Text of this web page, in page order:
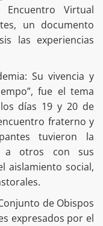
Virtual
un documento
las experiencias
Su vivencia y
fue el tema
días 19 y 20 de
fraterno y
tuvieron la
a otros con sus
aislamiento social,
de Obispos
expresados por el